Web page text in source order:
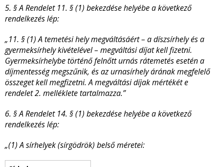
5. § A Rendelet 11. § (1) bekezdése helyébe a következő
rendelkezés lép:
„11. § (1) A temetési hely megváltásáért – a díszsírhely és a
gyermeksírhely kivételével – megváltási díjat kell fizetni.
Gyermeksírhelybe történő felnőtt urnás rátemetés esetén a
díjmentesség megszűnik, és az urnasírhely árának megfelelő
összeget kell megfizetni. A megváltási díjak mértékét e
rendelet 2. melléklete tartalmazza.”
6. § A Rendelet 14. § (1) bekezdése helyébe a következő
rendelkezés lép:
„(1) A sírhelyek (sírgödrök) belső méretei: